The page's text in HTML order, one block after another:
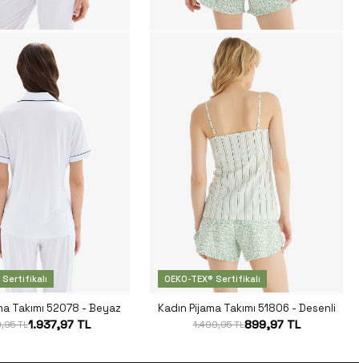
Sertifikalı
Takımı 52078 - Beyaz
TL1.937,97 TL
OEKO-TEX® Sertifikalı
Kadın Pijama Takımı 51806 - Desenli
1.499,95 TL899,97 TL